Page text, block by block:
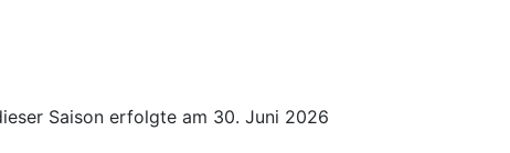
Saison erfolgte am 30. Juni 2026